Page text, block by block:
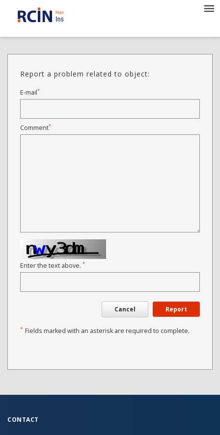
Report a problem related to object:
E-mail*
Comment*
Enter the text above. *
Cancel Report
* Fields marked with an asterisk are required to complete.
CONTACT